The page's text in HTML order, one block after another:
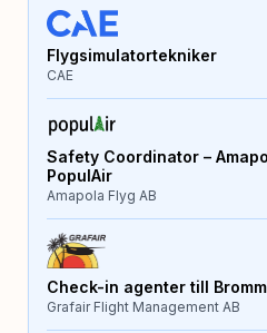
Flygsimulatortekniker
CAE
Safety Coordinator –
PopulAir
Amapola Flyg AB
Check-in agenter till
Grafair Flight Management AB